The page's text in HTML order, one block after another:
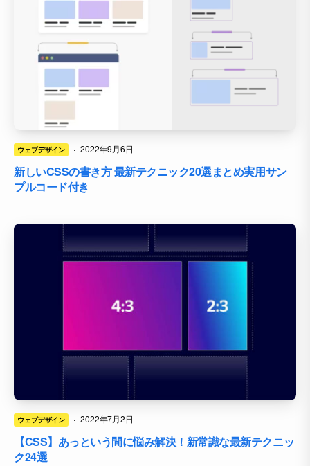
ウェブデザイン · 2022年9月6日
新しいCSSの書き方 最新テクニック20選まとめ実用サン
プルコード付き
ウェブデザイン · 2022年7月2日
【CSS】あっという間に悩み解決！新常識な最新テクニッ
ク24選